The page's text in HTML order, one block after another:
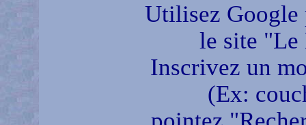
Utilisez Google
le site "Le
Inscrivez un
(Ex: